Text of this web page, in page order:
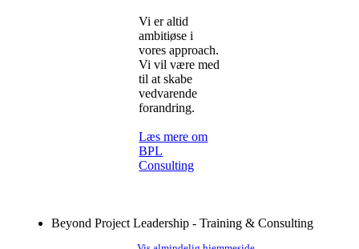
Vi er altid
ambitiøse i
vores approach.
Vi vil være med
til at skabe
vedvarende
forandring.
Læs mere om
BPL
Consulting
Beyond Project Leadership - Training & Consulting